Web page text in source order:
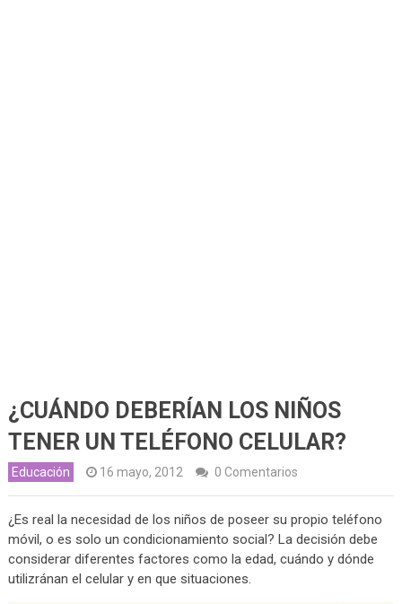
¿CUÁNDO DEBERÍAN LOS NIÑOS
TENER UN TELÉFONO CELULAR?
Educación 16 mayo, 2012 0 Comentarios
¿Es real la necesidad de los niños de poseer su propio teléfono
móvil, o es solo un condicionamiento social? La decisión debe
considerar diferentes factores como la edad, cuándo y dónde
utilizránan el celular y en que situaciones.